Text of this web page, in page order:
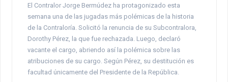
El Contralor Jorge Bermúdez ha protagonizado esta
semana una de las jugadas más polémicas de la historia
de la Contraloría. Solicitó la renuncia de su Subcontralora,
Dorothy Pérez, la que fue rechazada. Luego, declaró
vacante el cargo, abriendo así la polémica sobre las
atribuciones de su cargo. Según Pérez, su destitución es
facultad únicamente del Presidente de la República.